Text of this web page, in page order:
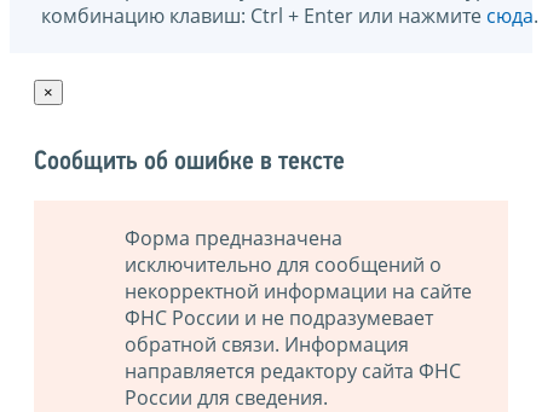
комбинацию клавиш: Ctrl + Enter или нажмите сюда.
×
Сообщить об ошибке в тексте
Форма предназначена
исключительно для сообщений о
некорректной информации на сайте
ФНС России и не подразумевает
обратной связи. Информация
направляется редактору сайта ФНС
России для сведения.